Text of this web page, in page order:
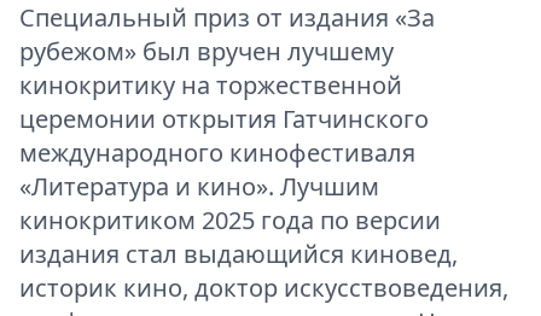
Специальный приз от издания «За
рубежом» был вручен лучшему
кинокритику на торжественной
церемонии открытия Гатчинского
международного кинофестиваля
«Литература и кино». Лучшим
кинокритиком 2025 года по версии
издания стал выдающийся киновед,
историк кино, доктор искусствоведения,